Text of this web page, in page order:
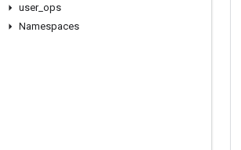
user_ ops
Namespaces